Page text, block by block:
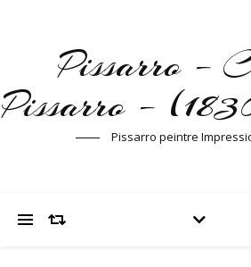
Pissarro –
Pissarro –
Pissarro peintre